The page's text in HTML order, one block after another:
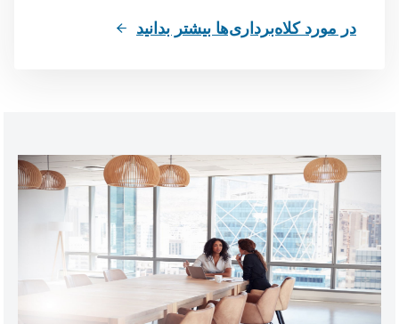
در مورد کلاه‌برداری‌ها بیشتر بدانید